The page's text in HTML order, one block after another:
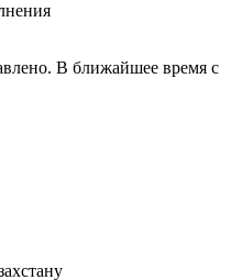
В ближайшее время с